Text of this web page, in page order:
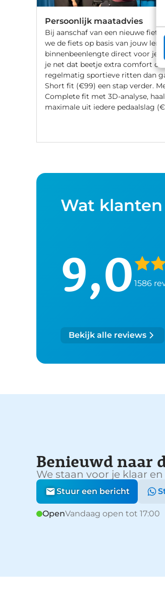
Persoonlijk maatadvies
Bij aanschaf van een nieuwe fiets
we de fiets op basis van jouw
binnenbeenlengte direct voor je
je net dat beetje extra comfort of
regelmatig sportieve ritten dan
Short fit (€99) een stap verder.
Complete fit met 3D-analyse,
maximale uit iedere pedaalslag
Wat
9,0 1586
Bekijk alle reviews
Benieuwd naar
We staan voor je klaar
Stuur een bericht
OpenVandaag open tot 17:00